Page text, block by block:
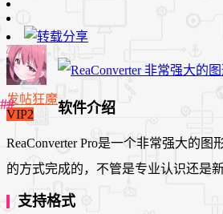
发帖狂魔
VIP2
软件介绍
ReaConverter Pro是一个非常强大的
的方式完成的，不管是专业认识还是
支持格式